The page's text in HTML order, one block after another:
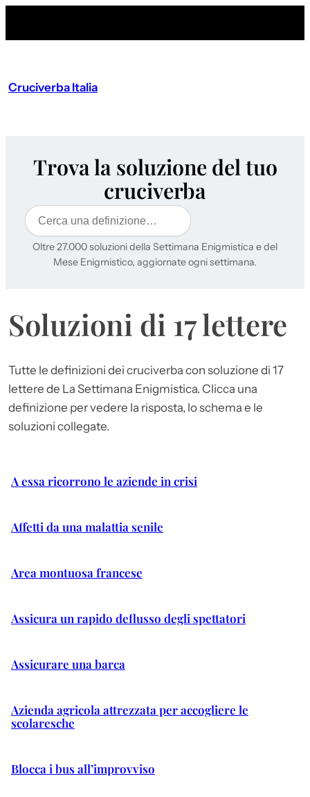
Cruciverba Italia
Trova la soluzione del tuo
cruciverba
Cerca
Oltre 27.000 soluzioni della Settimana Enigmistica e del
Mese Enigmistico, aggiornate ogni settimana.
Soluzioni di 17 lettere
Tutte le definizioni dei cruciverba con soluzione di 17
lettere de La Settimana Enigmistica. Clicca una
definizione per vedere la risposta, lo schema e le
soluzioni collegate.
A essa ricorrono le aziende in crisi
Affetti da una malattia senile
Area montuosa francese
Assicura un rapido deflusso degli spettatori
Assicurare una barca
Azienda agricola attrezzata per accogliere le
scolaresche
Blocca i bus all’improvviso